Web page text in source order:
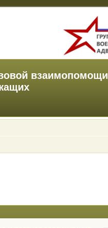
взаимопомощи